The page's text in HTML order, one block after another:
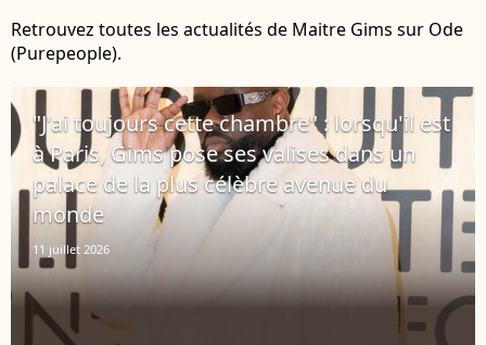
Retrouvez toutes les actualités de Maitre Gims sur Ode
(Purepeople).
"J'ai toujours cette chambre" : lorsqu'il est
à Paris, Gims pose ses valises dans un
palace de la plus célèbre avenue du
monde
11 juillet 2026